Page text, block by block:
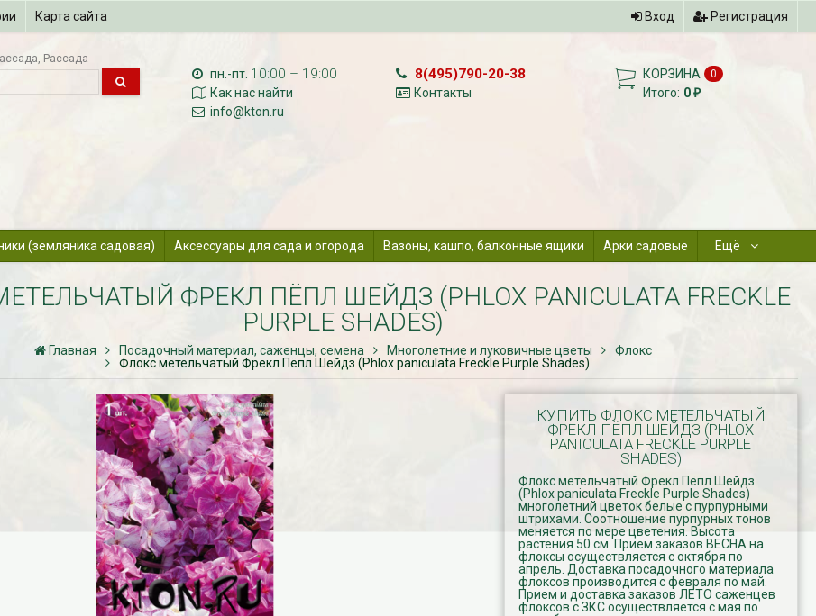
Карта сайта Вход Регистрация
Рассада
пн.-пт. 10:00 – 19:00
Как нас найти
info@kton.ru
8(495)790-20-38
Контакты
КОРЗИНА 0
Итого: 0₽
(земляника садовая) Аксессуары для сада и огорода Вазоны, кашпо, балконные ящики Арки садовые Ещё
ФРЕКЛ ПЁПЛ ШЕЙДЗ (PHLOX PANICULATA FRECKLE
PURPLE SHADES)
Главная Посадочный материал, саженцы, семена Многолетние и луковичные цветы
Флокс
Флокс метельчатый Фрекл Пёпл Шейдз (Phlox paniculata Freckle Purple Shades)
КУПИТЬ ФЛОКС МЕТЕЛЬЧАТЫЙ
ФРЕКЛ ПЁПЛ ШЕЙДЗ (PHLOX
PANICULATA FRECKLE PURPLE
SHADES)
Флокс метельчатый Фрекл Пёпл Шейдз
(Phlox paniculata Freckle Purple Shades)
многолетний цветок белые с пурпурными
штрихами. Соотношение пурпурных тонов
меняется по мере цветения. Высота
растения 50 см. Прием заказов ВЕСНА на
флоксы осуществляется с октября по
апрель. Доставка посадочного материала
флоксов производится с февраля по май.
Прием и доставка заказов ЛЕТО саженцев
флоксов с ЗКС осуществляется с мая по